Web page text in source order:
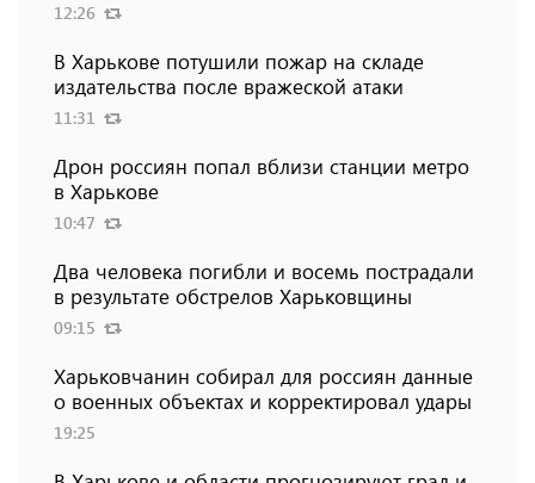
12:26
В Харькове потушили пожар на складе
издательства после вражеской атаки
11:31
Дрон россиян попал вблизи станции метро
в Харькове
10:47
Два человека погибли и восемь пострадали
в результате обстрелов Харьковщины
09:15
Харьковчанин собирал для россиян данные
о военных объектах и ​​корректировал удары
19:25